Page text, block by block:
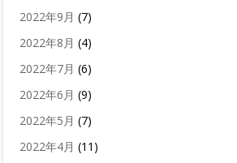
2022年9月 (7)
2022年8月 (4)
2022年7月 (6)
2022年6月 (9)
2022年5月 (7)
2022年4月 (11)